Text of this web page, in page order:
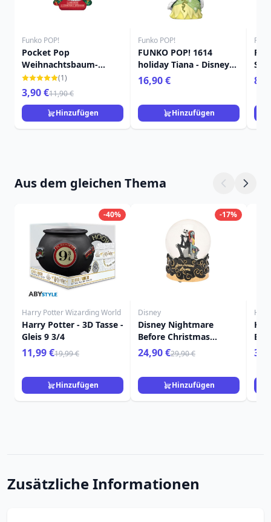
Funko POP!
Pocket Pop
Weihnachtsbaum-
Bürgermeister - Disney
Nightmare Before
Christmas
(1)
3,90 €11,90 €
Hinzufügen
Funko POP!
FUNKO POP! 1614
holiday Tiana - Disney
Princess
16,90 €
Hinzufügen
E
Aus dem gleichen Thema
-40%
Harry Potter Wizarding World
Harry Potter - 3D Tasse -
Gleis 9 3/4
11,99 €19,99 €
Hinzufügen
-17%
Disney
Disney Nightmare
Before Christmas
Schneekugel
24,90 €29,90 €
Hinzufügen
Zusätzliche Informationen